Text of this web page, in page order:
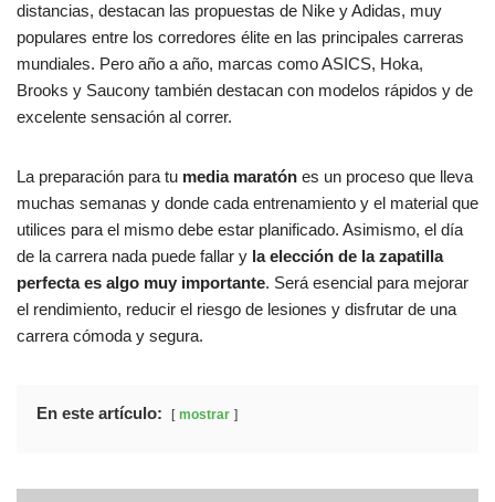
distancias, destacan las propuestas de Nike y Adidas, muy
populares entre los corredores élite en las principales carreras
mundiales. Pero año a año, marcas como ASICS, Hoka,
Brooks y Saucony también destacan con modelos rápidos y de
excelente sensación al correr.
La preparación para tu media maratón es un proceso que lleva
muchas semanas y donde cada entrenamiento y el material que
utilices para el mismo debe estar planificado. Asimismo, el día
de la carrera nada puede fallar y la elección de la zapatilla
perfecta es algo muy importante. Será esencial para mejorar
el rendimiento, reducir el riesgo de lesiones y disfrutar de una
carrera cómoda y segura.
En este artículo: mostrar